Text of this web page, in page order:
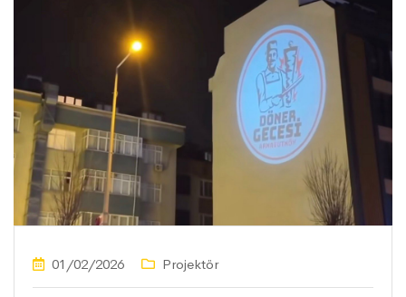
01/02/2026 Projektör